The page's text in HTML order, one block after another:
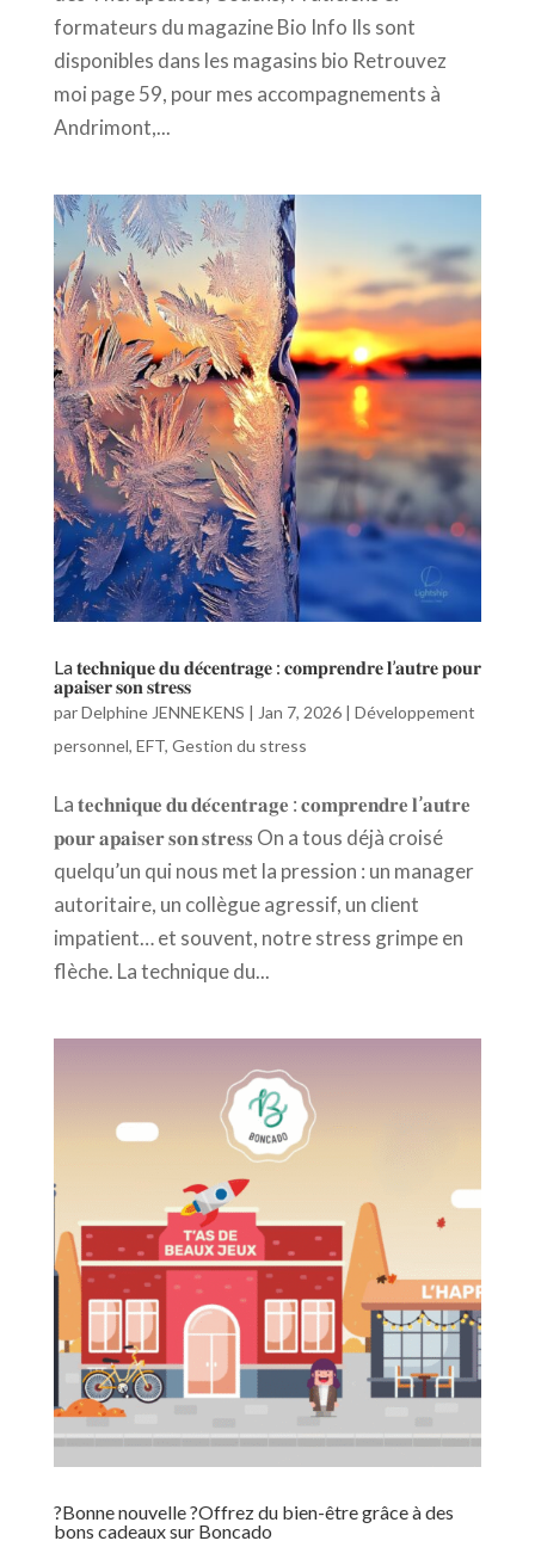
formateurs du magazine Bio Info Ils sont
disponibles dans les magasins bio Retrouvez
moi page 59, pour mes accompagnements à
Andrimont,...
La 𝐭𝐞𝐜𝐡𝐧𝐢𝐪𝐮𝐞 𝐝𝐮 𝐝𝐞́𝐜𝐞𝐧𝐭𝐫𝐚𝐠𝐞 : 𝐜𝐨𝐦𝐩𝐫𝐞𝐧𝐝𝐫𝐞 𝐥’𝐚𝐮𝐭𝐫𝐞 𝐩𝐨𝐮𝐫
𝐚𝐩𝐚𝐢𝐬𝐞𝐫 𝐬𝐨𝐧 𝐬𝐭𝐫𝐞𝐬𝐬
parDelphine JENNEKENS | Jan 7, 2026| Développement
personnel, EFT, Gestion du stress
La 𝐭𝐞𝐜𝐡𝐧𝐢𝐪𝐮𝐞 𝐝𝐮 𝐝𝐞́𝐜𝐞𝐧𝐭𝐫𝐚𝐠𝐞 : 𝐜𝐨𝐦𝐩𝐫𝐞𝐧𝐝𝐫𝐞 𝐥’𝐚𝐮𝐭𝐫𝐞
𝐩𝐨𝐮𝐫 𝐚𝐩𝐚𝐢𝐬𝐞𝐫 𝐬𝐨𝐧 𝐬𝐭𝐫𝐞𝐬𝐬 On a tous déjà croisé
quelqu’un qui nous met la pression : un manager
autoritaire, un collègue agressif, un client
impatient… et souvent, notre stress grimpe en
flèche. La technique du...
?Bonne nouvelle ?Offrez du bien-être grâce à des
bons cadeaux sur Boncado